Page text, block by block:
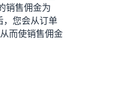
销售佣金为
，您会从订单
而使销售佣金